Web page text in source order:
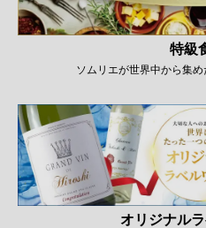
特級
ソムリエが世界中から集
オリジナル